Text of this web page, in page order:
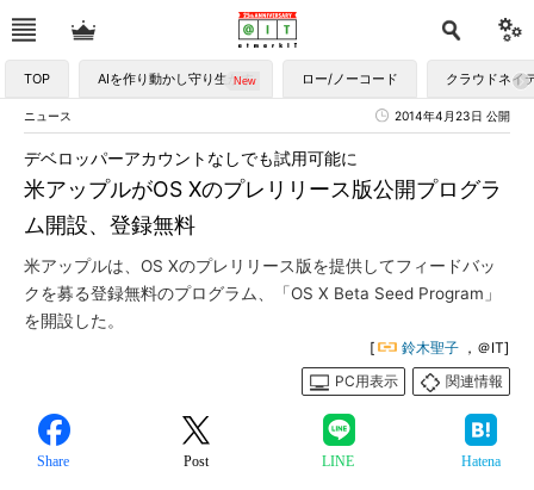
TOP AIを作り動かし守り生かす ロー/ノーコード クラウドネイ
ニュース 2014年4月23日 公開
米アップルがOS Xのプレリリース版公開プログラ
ム開設、登録無料
デベロッパーアカウントなしでも試用可能に
米アップルは、OS Xのプレリリース版を提供してフィードバッ
クを募る登録無料のプログラム、「OS X Beta Seed Program」
を開設した。
[ 鈴木聖子 ，＠IT]
PC用表示
関連情報
Share Post LINE Hatena